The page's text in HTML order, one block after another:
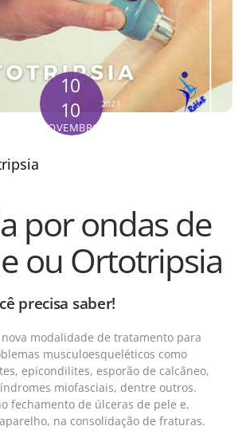
10
10
NOVEMBRO
2021
por ondas de
ou Ortotripsia
precisa saber!
modalidade de tratamento para
musculoesqueléticos como
epicondilites, esporão de calcâneo,
miofasciais, dentre outros.
fechamento de úlceras de pele e,
na consolidação de fraturas.